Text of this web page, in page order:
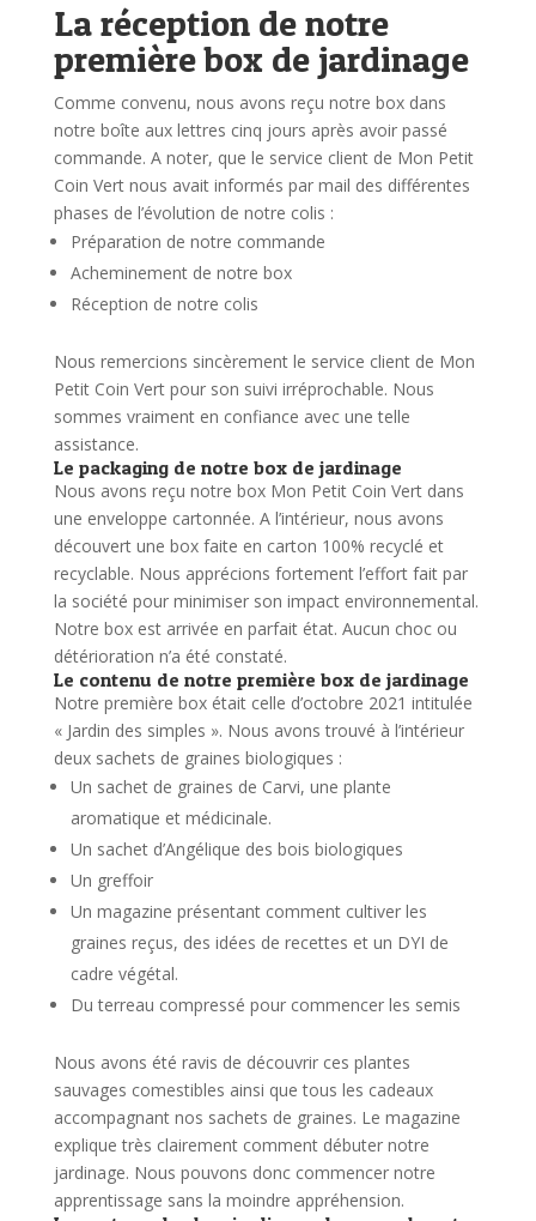
La réception de notre
première box de jardinage
Comme convenu, nous avons reçu notre box dans
notre boîte aux lettres cinq jours après avoir passé
commande. A noter, que le service client de Mon Petit
Coin Vert nous avait informés par mail des différentes
phases de l’évolution de notre colis :
Préparation de notre commande
Acheminement de notre box
Réception de notre colis
Nous remercions sincèrement le service client de Mon
Petit Coin Vert pour son suivi irréprochable. Nous
sommes vraiment en confiance avec une telle
assistance.
Le packaging de notre box de jardinage
Nous avons reçu notre box Mon Petit Coin Vert dans
une enveloppe cartonnée. A l’intérieur, nous avons
découvert une box faite en carton 100% recyclé et
recyclable. Nous apprécions fortement l’effort fait par
la société pour minimiser son impact environnemental.
Notre box est arrivée en parfait état. Aucun choc ou
détérioration n’a été constaté.
Le contenu de notre première box de jardinage
Notre première box était celle d’octobre 2021 intitulée
« Jardin des simples ». Nous avons trouvé à l’intérieur
deux sachets de graines biologiques :
Un sachet de graines de Carvi, une plante
aromatique et médicinale.
Un sachet d’Angélique des bois biologiques
Un greffoir
Un magazine présentant comment cultiver les
graines reçus, des idées de recettes et un DYI de
cadre végétal.
Du terreau compressé pour commencer les semis
Nous avons été ravis de découvrir ces plantes
sauvages comestibles ainsi que tous les cadeaux
accompagnant nos sachets de graines. Le magazine
explique très clairement comment débuter notre
jardinage. Nous pouvons donc commencer notre
apprentissage sans la moindre appréhension.